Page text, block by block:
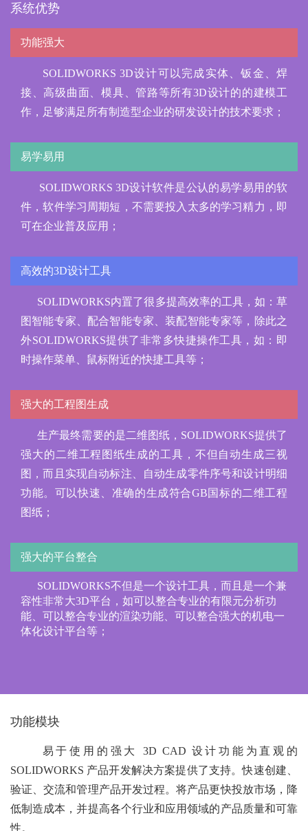
系统优势
功能强大
SOLIDWORKS 3D设计可以完成实体、钣金、焊
接、高级曲面、模具、管路等所有3D设计的的建模工
作，足够满足所有制造型企业的研发设计的技术要求；
易学易用
SOLIDWORKS 3D设计软件是公认的易学易用的软
件，软件学习周期短，不需要投入太多的学习精力，即
可在企业普及应用；
高效的3D设计工具
SOLIDWORKS内置了很多提高效率的工具，如：草
图智能专家、配合智能专家、装配智能专家等，除此之
外SOLIDWORKS提供了非常多快捷操作工具，如：即
时操作菜单、鼠标附近的快捷工具等；
强大的工程图生成
生产最终需要的是二维图纸，SOLIDWORKS提供了
强大的二维工程图纸生成的工具，不但自动生成三视
图，而且实现自动标注、自动生成零件序号和设计明细
功能。可以快速、准确的生成符合GB国标的二维工程
图纸；
强大的平台整合
SOLIDWORKS不但是一个设计工具，而且是一个兼
容性非常大3D平台，如可以整合专业的有限元分析功
能、可以整合专业的渲染功能、可以整合强大的机电一
体化设计平台等；
功能模块
易于使用的强大 3D CAD 设计功能为直观的
SOLIDWORKS 产品开发解决方案提供了支持。快速创建、
验证、交流和管理产品开发过程。将产品更快投放市场，降
低制造成本，并提高各个行业和应用领域的产品质量和可靠
性。